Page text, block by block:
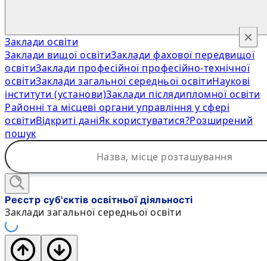
Заклади освіти
Заклади вищої освітиЗаклади фахової передвищої
освітиЗаклади професійної професійно-технічної
освітиЗаклади загальної середньої освітиНаукові
інститути (установи)Заклади післядипломної освіти
Районні та місцеві органи управління у сфері
освітиВідкриті даніЯк користуватися?Розширений
пошук
×
Реєстр суб'єктів освітньої діяльності
Заклади загальної середньої освіти